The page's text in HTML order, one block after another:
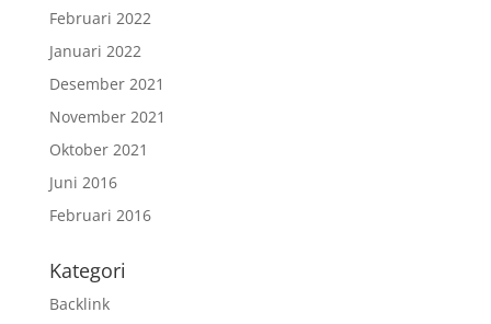
Februari 2022
Januari 2022
Desember 2021
November 2021
Oktober 2021
Juni 2016
Februari 2016
Kategori
Backlink